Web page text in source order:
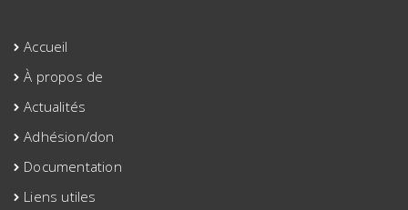
Accueil
À propos de
Actualités
Adhésion/don
Documentation
Liens utiles